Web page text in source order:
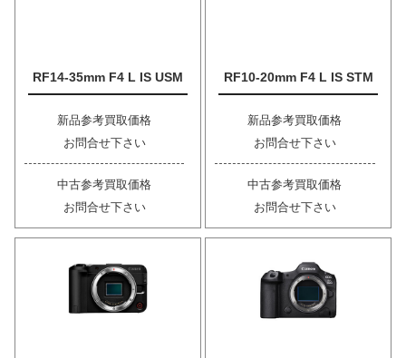
RF14-35mm F4 L IS USM
新品参考買取価格
お問合せ下さい
中古参考買取価格
お問合せ下さい
RF10-20mm F4 L IS STM
新品参考買取価格
お問合せ下さい
中古参考買取価格
お問合せ下さい